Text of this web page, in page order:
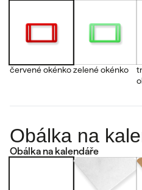
červené okénkozelené okénko
Obálka na
Obálka na kalendáře